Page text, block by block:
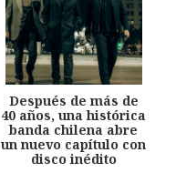
Después de más de
40 años, una histórica
banda chilena abre
un nuevo capítulo con
disco inédito